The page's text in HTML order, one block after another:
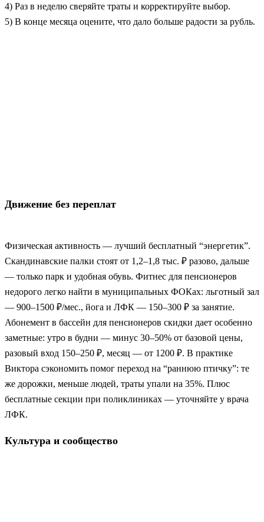
4) Раз в неделю сверяйте траты и корректируйте выбор.
5) В конце месяца оцените, что дало больше радости за рубль.
Движение без переплат
Физическая активность — лучший бесплатный “энергетик”.
Скандинавские палки стоят от 1,2–1,8 тыс. ₽ разово, дальше
— только парк и удобная обувь. Фитнес для пенсионеров
недорого легко найти в муниципальных ФОКах: льготный зал
— 900–1500 ₽/мес., йога и ЛФК — 150–300 ₽ за занятие.
Абонемент в бассейн для пенсионеров скидки дает особенно
заметные: утро в будни — минус 30–50% от базовой цены,
разовый вход 150–250 ₽, месяц — от 1200 ₽. В практике
Виктора сэкономить помог переход на “раннюю птичку”: те
же дорожки, меньше людей, траты упали на 35%. Плюс
бесплатные секции при поликлиниках — уточняйте у врача
ЛФК.
Культура и сообщество